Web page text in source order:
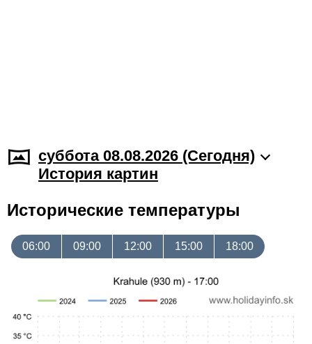
суббота 08.08.2026 (Cегодня)
История картин
Исторические температуры
06:00 09:00 12:00 15:00 18:00